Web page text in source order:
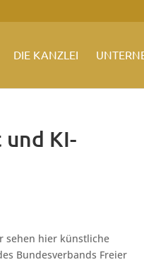
DIE KANZLEI
KI-
sehen hier künstliche
Bundesverbands Freier